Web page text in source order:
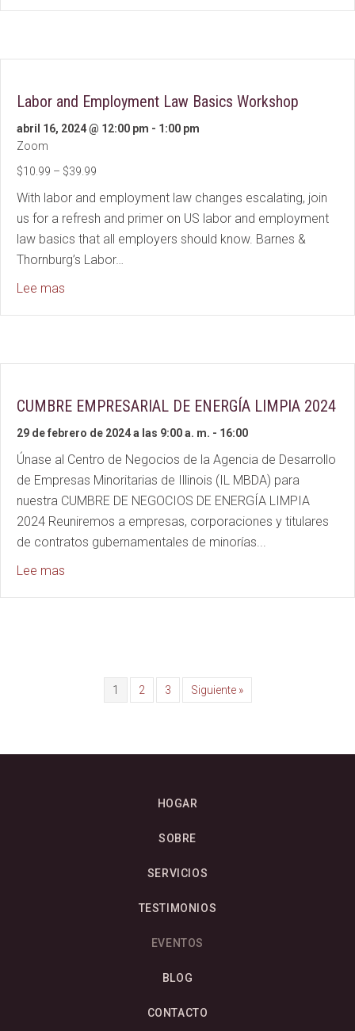
Labor and Employment Law Basics Workshop
abril 16, 2024 @ 12:00 pm - 1:00 pm
Zoom
$10.99 – $39.99
With labor and employment law changes escalating, join
us for a refresh and primer on US labor and employment
law basics that all employers should know. Barnes &
Thornburg’s Labor…
Lee mas
CUMBRE EMPRESARIAL DE ENERGÍA LIMPIA 2024
29 de febrero de 2024 a las 9:00 a. m. - 16:00
Únase al Centro de Negocios de la Agencia de Desarrollo
de Empresas Minoritarias de Illinois (IL MBDA) para
nuestra CUMBRE DE NEGOCIOS DE ENERGÍA LIMPIA
2024 Reuniremos a empresas, corporaciones y titulares
de contratos gubernamentales de minorías...
Lee mas
1 2 3 Siguiente »
HOGAR
SOBRE
SERVICIOS
TESTIMONIOS
EVENTOS
BLOG
CONTACTO